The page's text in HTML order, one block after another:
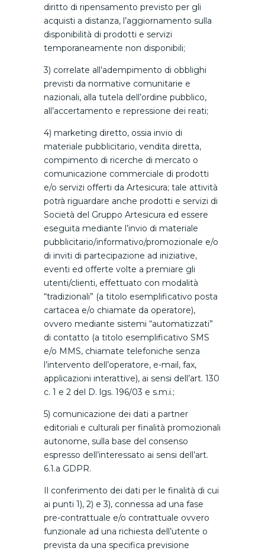
diritto di ripensamento previsto per gli
acquisti a distanza, l’aggiornamento sulla
disponibilità di prodotti e servizi
temporaneamente non disponibili;
3) correlate all’adempimento di obblighi
previsti da normative comunitarie e
nazionali, alla tutela dell’ordine pubblico,
all’accertamento e repressione dei reati;
4) marketing diretto, ossia invio di
materiale pubblicitario, vendita diretta,
compimento di ricerche di mercato o
comunicazione commerciale di prodotti
e/o servizi offerti da Artesicura; tale attività
potrà riguardare anche prodotti e servizi di
Società del Gruppo Artesicura ed essere
eseguita mediante l’invio di materiale
pubblicitario/informativo/promozionale e/o
di inviti di partecipazione ad iniziative,
eventi ed offerte volte a premiare gli
utenti/clienti, effettuato con modalità
“tradizionali” (a titolo esemplificativo posta
cartacea e/o chiamate da operatore),
ovvero mediante sistemi “automatizzati”
di contatto (a titolo esemplificativo SMS
e/o MMS, chiamate telefoniche senza
l’intervento dell’operatore, e-mail, fax,
applicazioni interattive), ai sensi dell’art. 130
c. 1 e 2 del D. lgs. 196/03 e s.m.i.;
5) comunicazione dei dati a partner
editoriali e culturali per finalità promozionali
autonome, sulla base del consenso
espresso dell’interessato ai sensi dell’art.
6.1.a GDPR.
Il conferimento dei dati per le finalità di cui
ai punti 1), 2) e 3), connessa ad una fase
pre-contrattuale e/o contrattuale ovvero
funzionale ad una richiesta dell’utente o
prevista da una specifica previsione